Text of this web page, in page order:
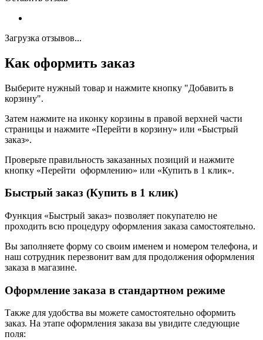
Загрузка отзывов...
Как оформить заказ
Выберите нужный товар и нажмите кнопку "Добавить в
корзину".
Затем нажмите на иконку корзины в правой верхней части
страницы и нажмите «Перейти в корзину» или «Быстрый
заказ».
Проверьте правильность заказанных позиций и нажмите
кнопку «Перейти оформлению» или «Купить в 1 клик».
Быстрый заказ (Купить в 1 клик)
Функция «Быстрый заказ» позволяет покупателю не
проходить всю процедуру оформления заказа самостоятельно.
Вы заполняете форму со своим именем и номером телефона, и
наш сотрудник перезвонит вам для продолжения оформления
заказа в магазине.
Оформление заказа в стандартном режиме
Также для удобства вы можете самостоятельно оформить
заказ. На этапе оформления заказа вы увидите следующие
поля: